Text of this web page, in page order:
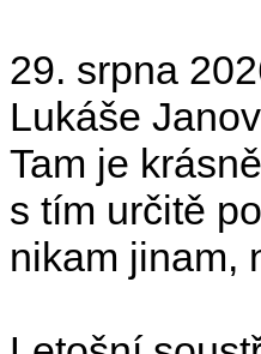
29. srpna
Lukáše
Tam je
s tím určitě
nikam jinam,